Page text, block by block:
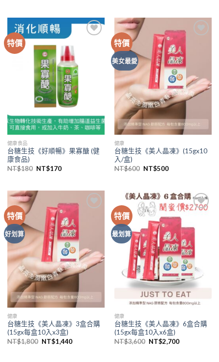
特價
健康食品
台糖生技《好順暢》果寡醣 (健
康食品)
NT$180 NT$170
特價
美女最愛
健康
台糖生技《美人晶凍》(15gx10
入/盒)
NT$600 NT$500
特價
好划算
健康
台糖生技《美人晶凍》3盒合購
(15gx每盒10入x3盒)
NT$1,800 NT$1,440
特價
最划算
健康
台糖生技《美人晶凍》6盒合購
(15gx每盒10入x6盒)
NT$3,600 NT$2,700